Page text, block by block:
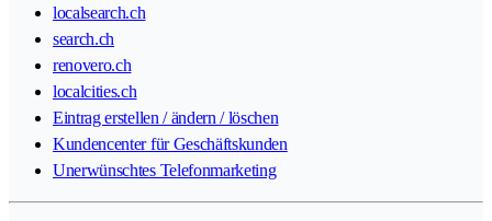
localsearch.ch
search.ch
renovero.ch
localcities.ch
Eintrag erstellen / ändern / löschen
Kundencenter für Geschäftskunden
Unerwünschtes Telefonmarketing